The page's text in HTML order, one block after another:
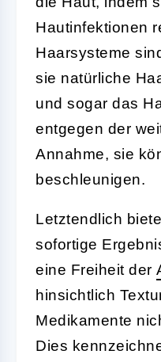
Hautinfektionen
Haarsysteme
sie natürliche
und sogar das
entgegen der
Annahme, sie
beschleunigen.
Letztendlich
sofortige
eine Freiheit der
hinsichtlich
Medikamente
Dies